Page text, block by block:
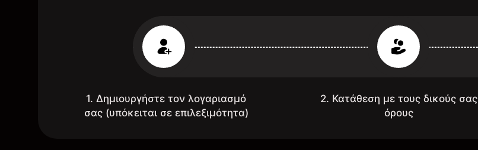
1. Δημιουργήστε τον λογαριασμό
σας (υπόκειται σε επιλεξιμότητα)
2. Κατάθεση με τους δικούς σας
όρους